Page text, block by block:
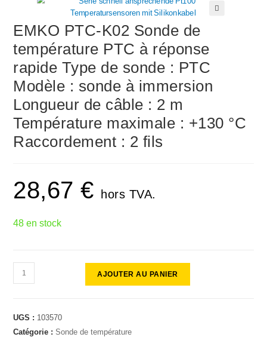
EMKO PTC-K02 Sonde de
température PTC à réponse
rapide Type de sonde : PTC
Modèle : sonde à immersion
Longueur de câble : 2 m
Température maximale : +130 °C
Raccordement : 2 fils
28,67€ hors TVA.
48 en stock
AJOUTER AU PANIER
UGS : 103570
Catégorie :Sonde de température